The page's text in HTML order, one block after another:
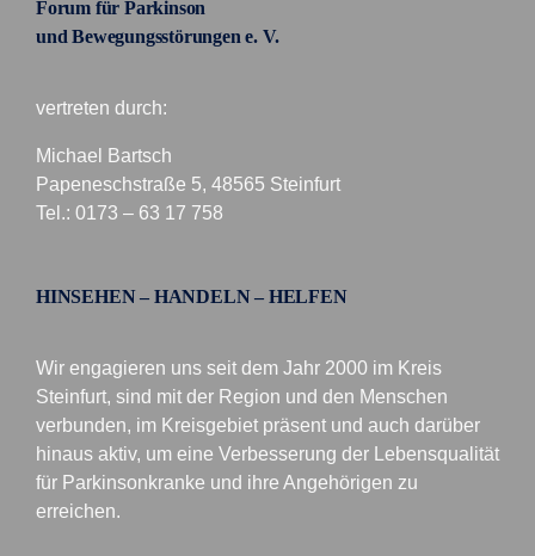
Forum für Parkinson
und Bewegungsstörungen e. V.
vertreten durch:
Michael Bartsch
Papeneschstraße 5, 48565 Steinfurt
Tel.: 0173 – 63 17 758
HINSEHEN – HANDELN – HELFEN
Wir engagieren uns seit dem Jahr 2000 im Kreis
Steinfurt, sind mit der Region und den Menschen
verbunden, im Kreisgebiet präsent und auch darüber
hinaus aktiv, um eine Verbesserung der Lebensqualität
für Parkinsonkranke und ihre Angehörigen zu
erreichen.